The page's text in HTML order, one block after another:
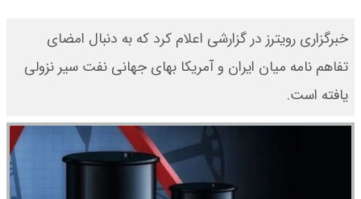
خبرگزاری رویترز در گزارشی اعلام کرد که به دنبال امضای
تفاهم نامه میان ایران و آمریکا بهای جهانی نفت سیر نزولی
یافته است.